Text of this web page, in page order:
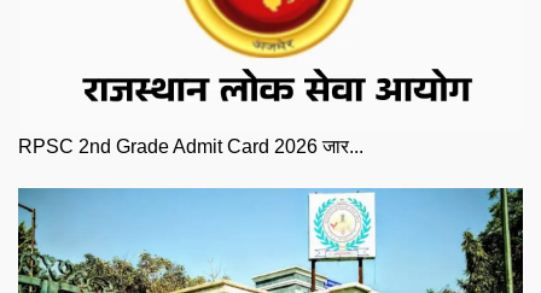
RPSC 2nd Grade Admit Card 2026 जार...